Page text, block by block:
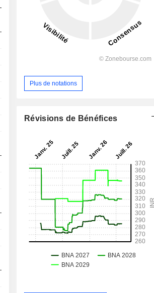
13,99% 14,48%
12,8%
11,25% 10,97%
138,74% 69,26% 86,56%
17,51% 15,85% 16,57%
25,46% 24,98% 25,54%
- - -
-
Plus de notations
Révisions de Bénéfices